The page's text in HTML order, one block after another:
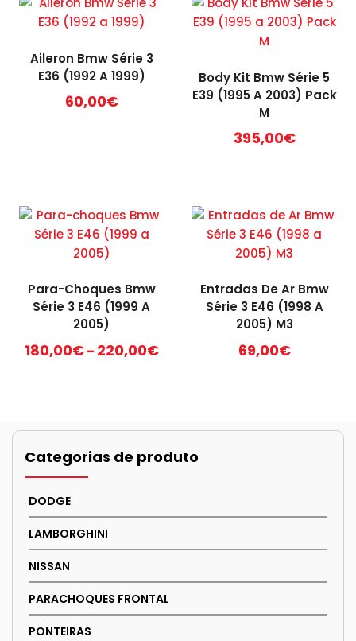
Aileron Bmw Série 3
E36 (1992 A 1999)
60,00€
The
options
may
chosen
on
product
Body Kit Bmw Série 5
E39 (1995 A 2003) Pack
M
395,00€
Para-Choques Bmw
Série 3 E46 (1999 A
2005)
180,00€– 220,00€Price
multiple
variants.
be
chosen
the
product
Entradas De Ar Bmw
Série 3 E46 (1998 A
2005) M3
69,00€
Categorias de produto
DODGE
LAMBORGHINI
NISSAN
PARACHOQUES FRONTAL
PONTEIRAS